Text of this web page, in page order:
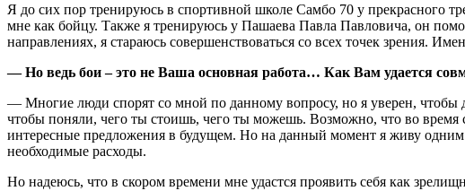
Я до сих пор тренируюсь в спортивной школе Самбо 70 у прекрасного
мне как бойцу. Также я тренируюсь у Пашаева Павла Павловича, он
направлениях, я стараюсь совершенствоваться со всех точек зрения.
— Но ведь бои – это не Ваша основная работа… Как Вам удается
— Многие люди спорят со мной по данному вопросу, но я уверен, чтобы
чтобы поняли, чего ты стоишь, чего ты можешь. Возможно, что во
интересные предложения в будущем. Но на данный момент я живу одним
необходимые расходы.
Но надеюсь, что в скором времени мне удастся проявить себя как